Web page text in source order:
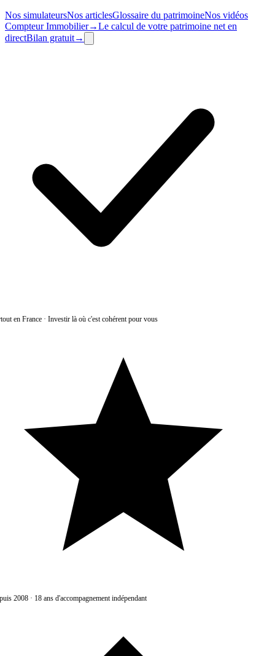
Nos simulateursNos articlesGlossaire du patrimoineNos vidéos
CompteurImmobilier→Le calcul de votre patrimoine net en
directBilan gratuit→
en France·Investir là où c'est cohérent pour vous
2008·18 ans d'accompagnement indépendant